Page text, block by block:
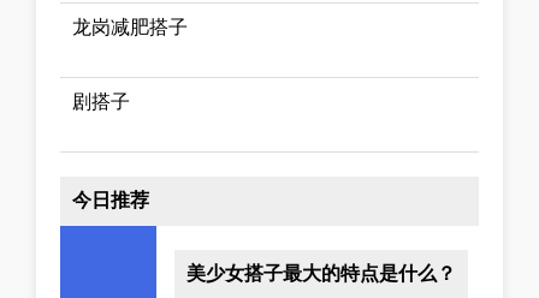
龙岗减肥搭子
剧搭子
今日推荐
美少女搭子最大的特点是什么？